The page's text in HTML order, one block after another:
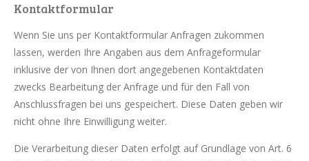
Kontaktformular
Wenn Sie uns per Kontaktformular Anfragen zukommen
lassen, werden Ihre Angaben aus dem Anfrageformular
inklusive der von Ihnen dort angegebenen Kontaktdaten
zwecks Bearbeitung der Anfrage und für den Fall von
Anschlussfragen bei uns gespeichert. Diese Daten geben wir
nicht ohne Ihre Einwilligung weiter.
Die Verarbeitung dieser Daten erfolgt auf Grundlage von Art. 6